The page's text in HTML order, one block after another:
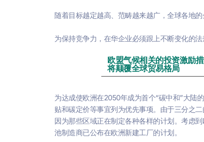
随着目标越定越高、范畴越来越广，全球各地
为保持竞争力，在华企业必须跟上不断变化的
欧盟气候相关的投资激励
将颠覆全球贸易格局
为达成使欧洲在2050年成为首个“碳中和”大陆
贴和碳定价等事宜列为优先事项。由于三分之
因为那些区域正在制定各种各样的计划。考虑
池制造商已公布在欧洲新建工厂的计划。